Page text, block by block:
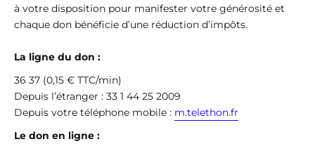
à votre disposition pour manifester votre générosité et
chaque don bénéficie d’une réduction d’impôts.
La ligne du don :
36 37 (0,15 € TTC/min)
Depuis l’étranger : 33 1 44 25 2009
Depuis votre téléphone mobile : m.telethon.fr
Le don en ligne :